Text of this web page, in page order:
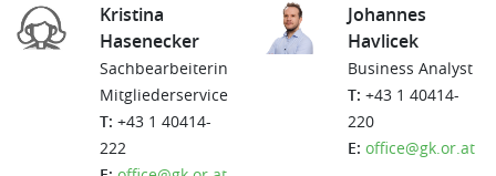
Kristina
Hasenecker
Sachbearbeiterin
Mitgliederservice
T: +43 1 40414-
222
Johannes
Havlicek
Business Analyst
T: +43 1 40414-
220
E: office@gk.or.at